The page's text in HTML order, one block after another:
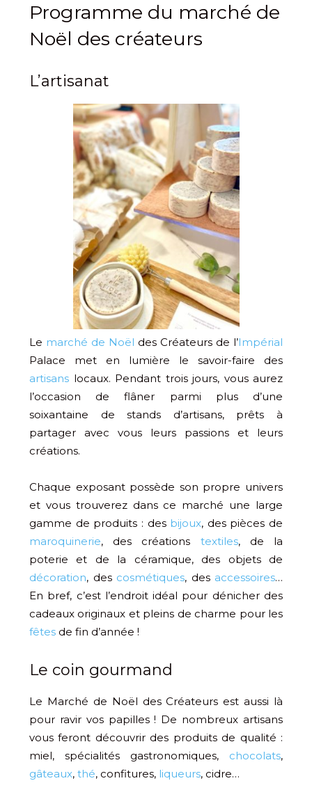
Programme du marché de
Noël des créateurs
L’artisanat
Le marché de Noël des Créateurs de l’Impérial
Palace met en lumière le savoir-faire des
artisans locaux. Pendant trois jours, vous aurez
l’occasion de flâner parmi plus d’une
soixantaine de stands d’artisans, prêts à
partager avec vous leurs passions et leurs
créations.
Chaque exposant possède son propre univers
et vous trouverez dans ce marché une large
gamme de produits : des bijoux, des pièces de
maroquinerie, des créations textiles, de la
poterie et de la céramique, des objets de
décoration, des cosmétiques, des accessoires…
En bref, c’est l’endroit idéal pour dénicher des
cadeaux originaux et pleins de charme pour les
fêtes de fin d’année !
Le coin gourmand
Le Marché de Noël des Créateurs est aussi là
pour ravir vos papilles ! De nombreux artisans
vous feront découvrir des produits de qualité :
miel, spécialités gastronomiques, chocolats,
gâteaux, thé, confitures, liqueurs, cidre…